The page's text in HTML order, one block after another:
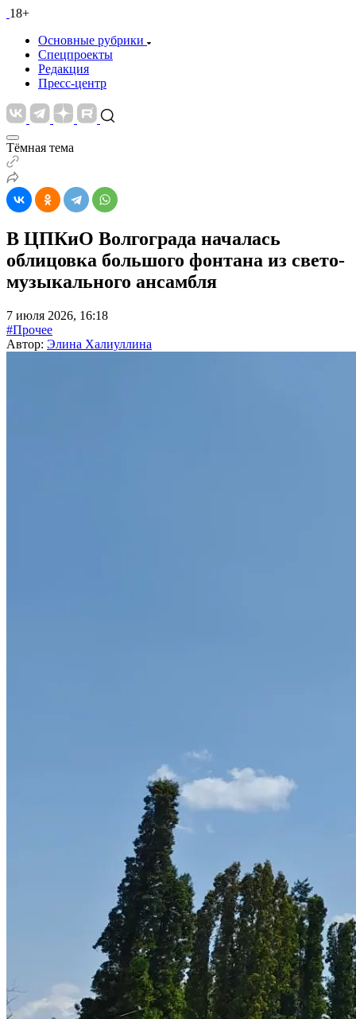
18+
Основные рубрики
Спецпроекты
Редакция
Пресс-центр
Тёмная тема
В ЦПКиО Волгограда началась
облицовка большого фонтана из свето-
музыкального ансамбля
7 июля 2026, 16:18
#Прочее
Автор: Элина Халиуллина